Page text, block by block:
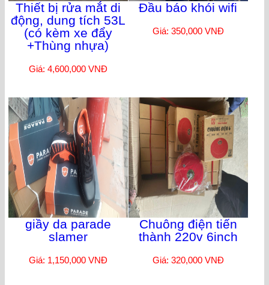
Thiết bị rửa mắt di
động, dung tích 53L
(có kèm xe đẩy
+Thùng nhựa)
Giá: 4,600,000 VNĐ
Đầu báo khói wifi
Giá: 350,000 VNĐ
giầy da parade
slamer
Giá: 1,150,000 VNĐ
Chuông điện tiến
thành 220v 6inch
Giá: 320,000 VNĐ